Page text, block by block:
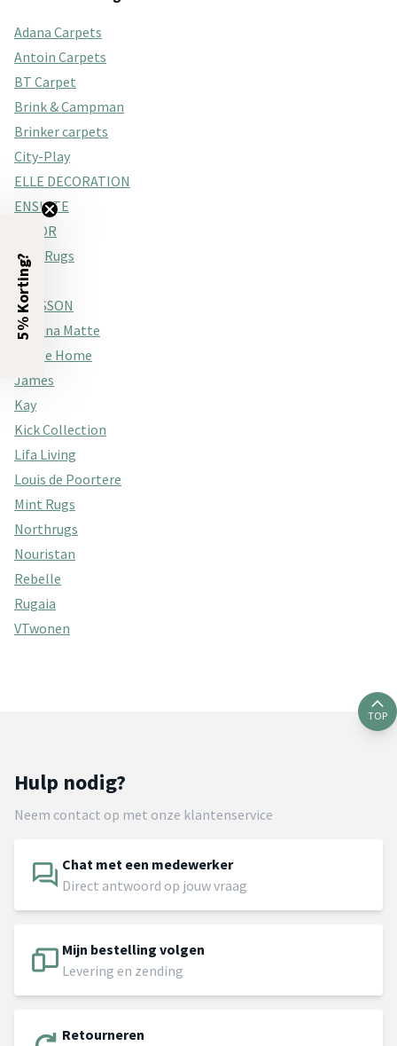
Adana Carpets
Antoin Carpets
BT Carpet
Brink & Campman
Brinker carpets
City-Play
ELLE DECORATION
ENSUITE
FLOOR
Flair Rugs
Fraai
GRASSON
Hakuna Matte
Hanse Home
James
Kay
Kick Collection
Lifa Living
Louis de Poortere
Mint Rugs
Northrugs
Nouristan
Rebelle
Rugaia
VTwonen
TOP
Hulp nodig?
Neem contact op met onze klantenservice
Chat met een medewerker
Direct antwoord op jouw vraag
Mijn bestelling volgen
Levering en zending
Retourneren
5% Korting?